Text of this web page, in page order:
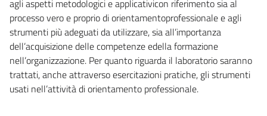
agli aspetti metodologici e applicativicon riferimento sia al
processo vero e proprio di orientamentoprofessionale e agli
strumenti più adeguati da utilizzare, sia all’importanza
dell’acquisizione delle competenze edella formazione
nell’organizzazione. Per quanto riguarda il laboratorio saranno
trattati, anche attraverso esercitazioni pratiche, gli strumenti
usati nell’attività di orientamento professionale.